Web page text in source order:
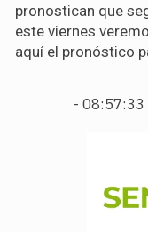
pronostican que
este viernes
aquí el pronóstico
- 08:57:34